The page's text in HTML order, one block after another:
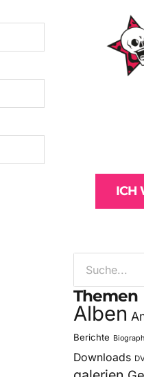
ICH
Themen
Alben
Berichte
Downloads